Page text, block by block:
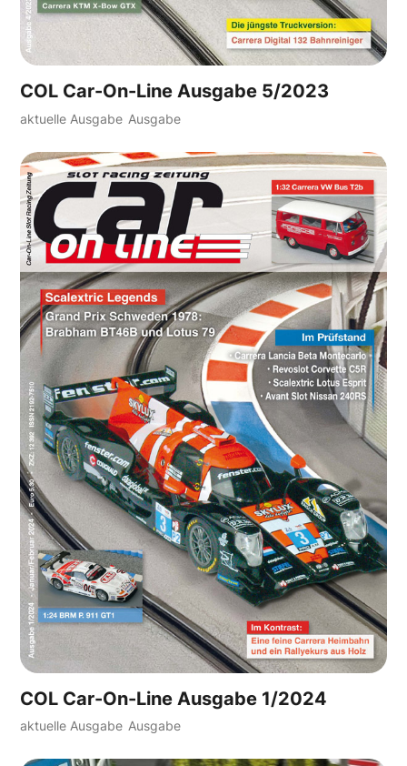
COL Car-On-Line Ausgabe 5/2023
aktuelle Ausgabe Ausgabe
COL Car-On-Line Ausgabe 1/2024
aktuelle Ausgabe Ausgabe